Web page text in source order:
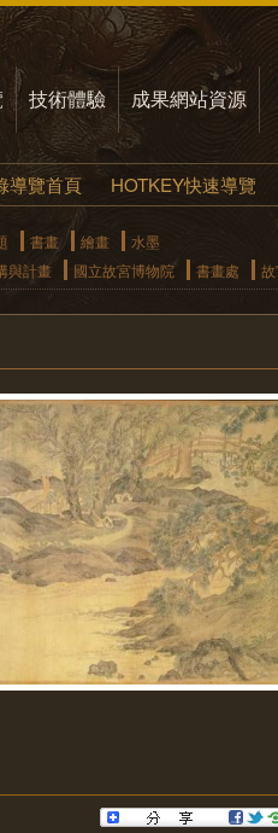
技術體驗 成果網站資源
導覽首頁 HOTKEY快速導覽
書畫 繪畫
水墨
與計畫 國立故宮博物院 書畫處